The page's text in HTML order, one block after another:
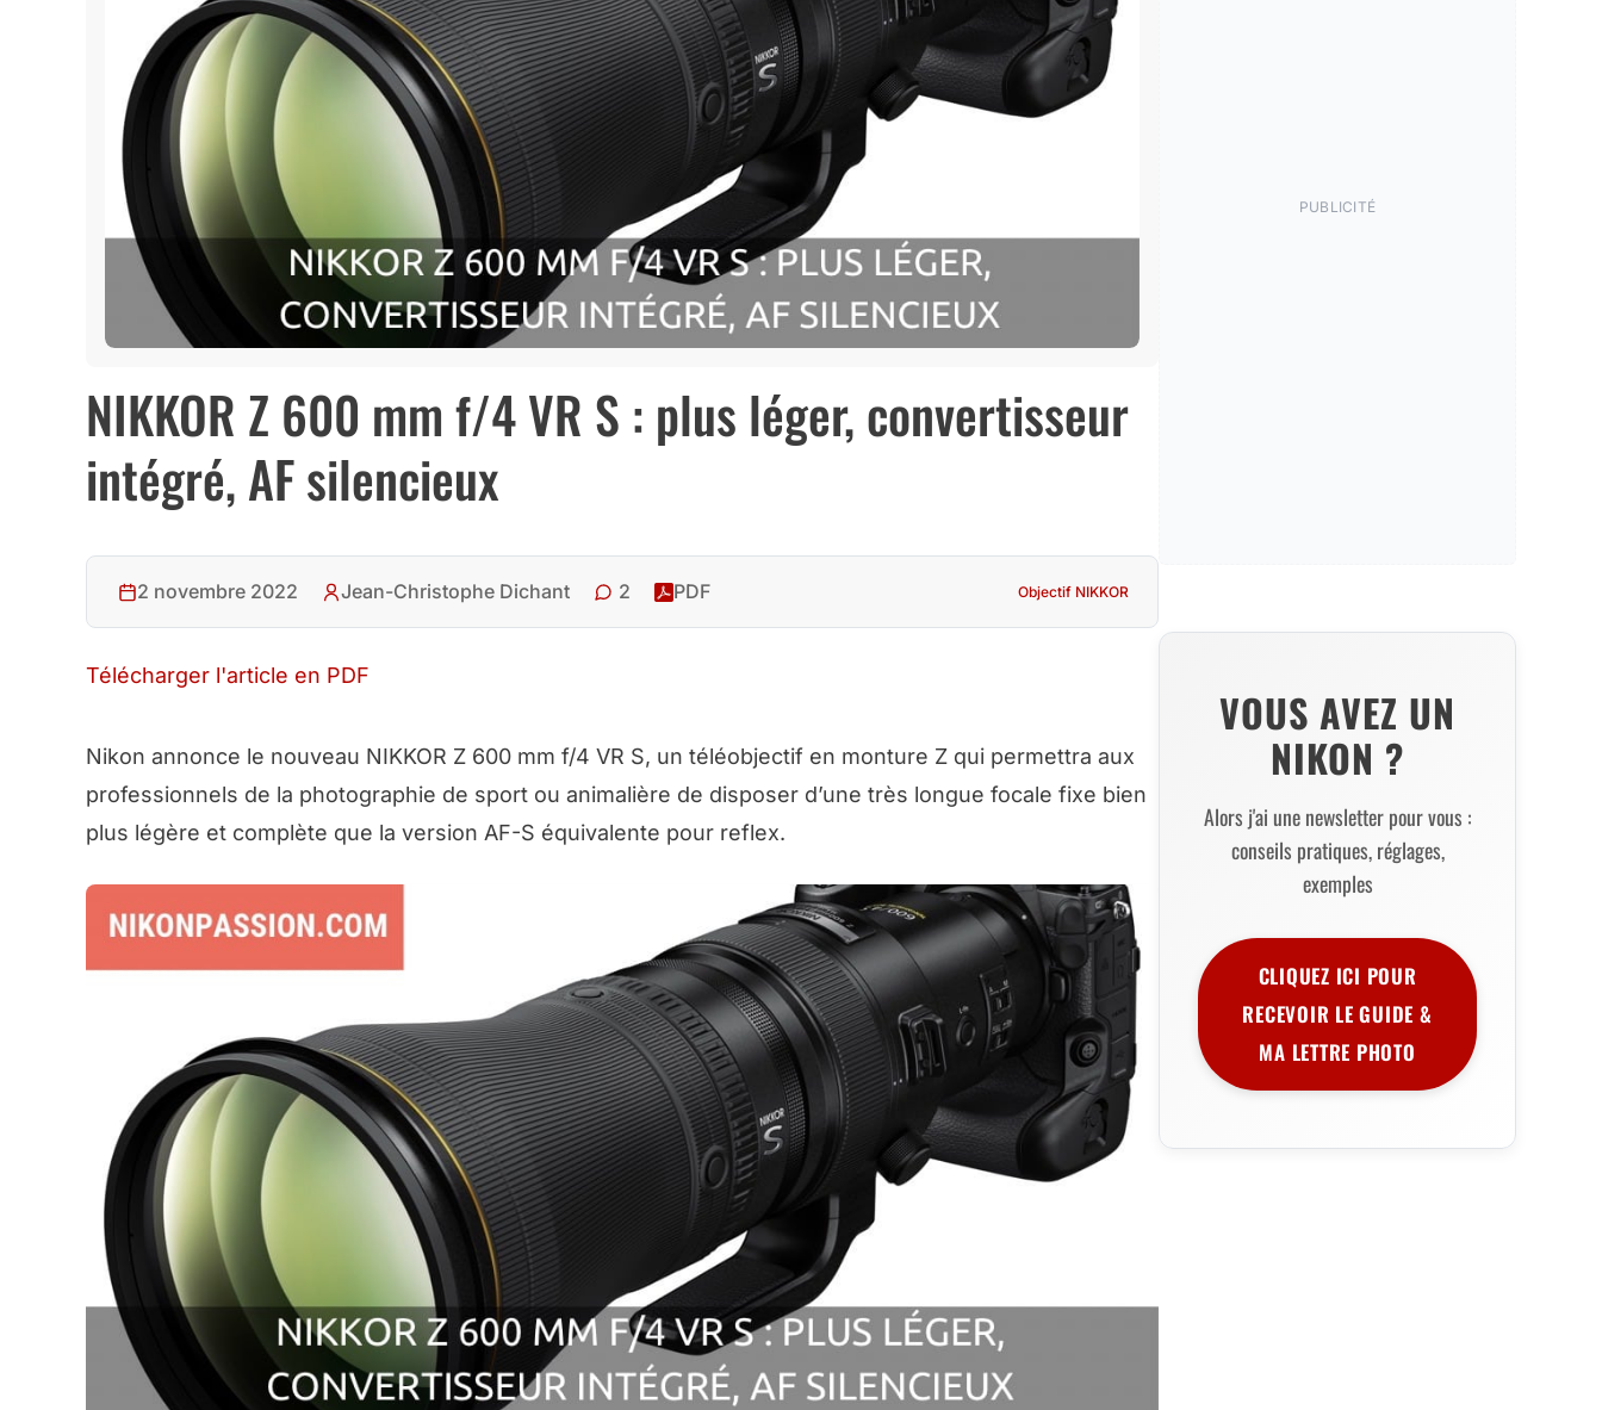
NIKKOR Z 600 mm f/4 VR S : plus léger, convertisseur
intégré, AF silencieux
2 novembre 2022 Jean-Christophe Dichant 2 PDF Objectif NIKKOR
Télécharger l'article en PDF
Nikon annonce le nouveau NIKKOR Z 600 mm f/4 VR S, un téléobjectif en monture Z qui permettra aux
professionnels de la photographie de sport ou animalière de disposer d’une très longue focale fixe bien
plus légère et complète que la version AF-S équivalente pour reflex.
PUBLICITÉ
VOUS AVEZ UN
NIKON ?
Alors j'ai une newsletter pour vous :
conseils pratiques, réglages,
exemples
CLIQUEZ ICI POUR
RECEVOIR LE GUIDE &
MA LETTRE PHOTO